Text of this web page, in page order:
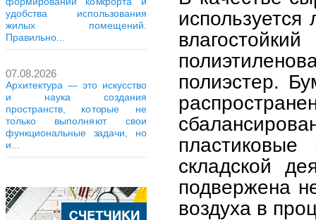
удобства использования
жилых помещений.
Правильно...
07.08.2026
Архитектура — это искусство
и наука создания
пространств, которые не
только выполняют свои
функциональные задачи, но
и...
полиэстер.
складской
подвержена
воздуха в